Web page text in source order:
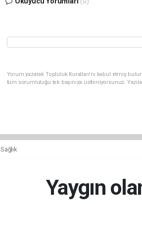
Yorum yazarak Topluluk Kuralları’nı kabul etmiş
tüm sorumluluğu tek başınıza üstleniyorsunuz.
Sağlık
Yaygın